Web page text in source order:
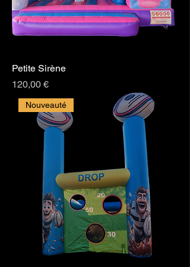
Petite Sirène
Prix
120,00 €
Nouveauté